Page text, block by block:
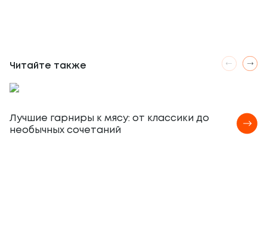
Читайте также
Лучшие гарниры к мясу: от классики до
необычных сочетаний